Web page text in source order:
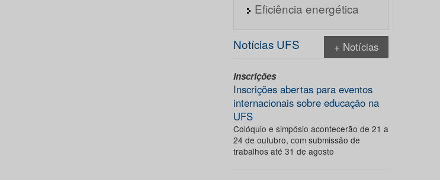
Eficiência energética
Notícias UFS + Notícias
Inscrições
Inscrições abertas para eventos
internacionais sobre educação na
UFS
Colóquio e simpósio acontecerão de 21 a
24 de outubro, com submissão de
trabalhos até 31 de agosto